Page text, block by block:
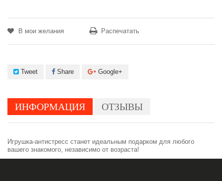
В мои желания Распечатать
Tweet Share Google+
ИНФОРМАЦИЯ ОТЗЫВЫ
Игрушка-антистресс станет идеальным подарком для любого
вашего знакомого, независимо от возраста!